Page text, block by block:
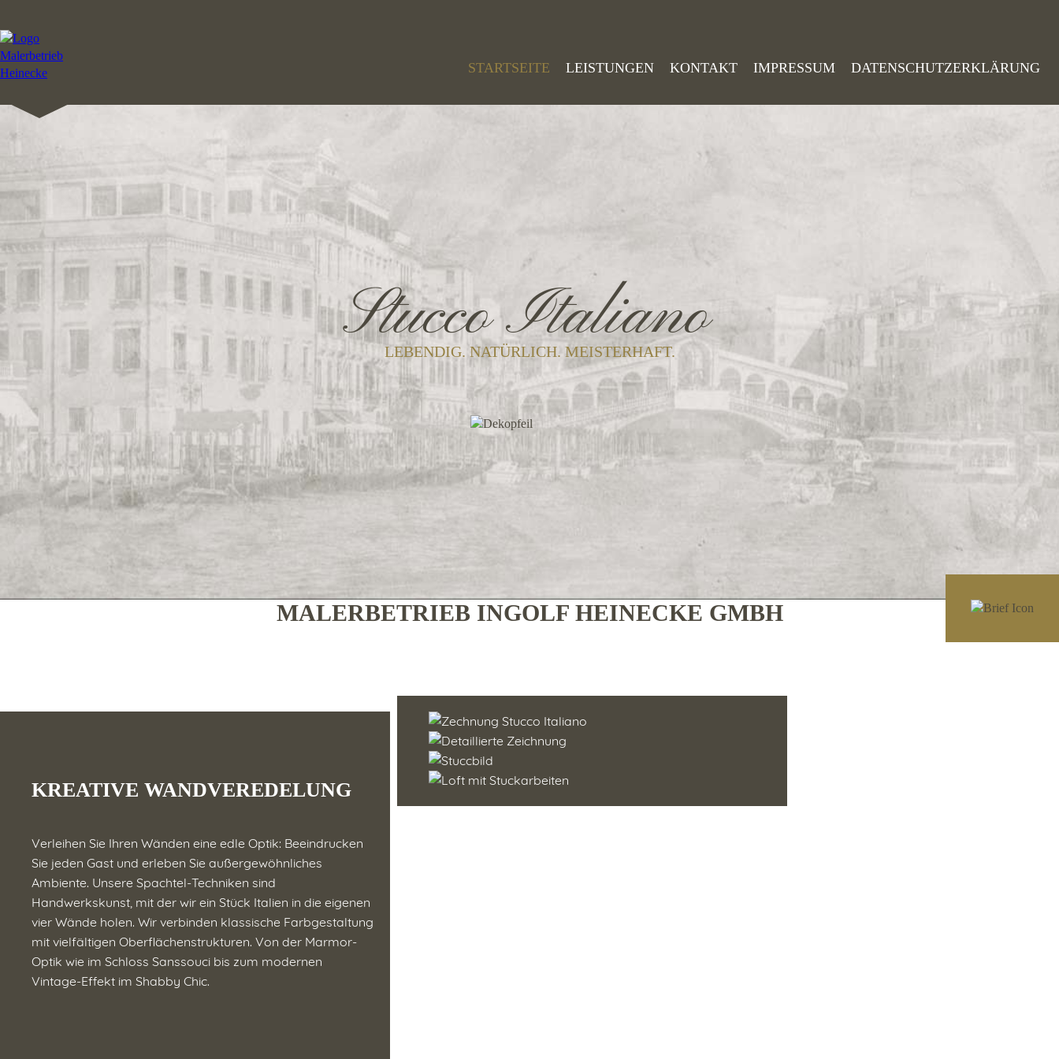
STARTSEITE LEISTUNGEN KONTAKT IMPRESSUM DATENSCHUTZERKLÄRUNG
Stucco Italiano
LEBENDIG. NATÜRLICH. MEISTERHAFT.
MALERBETRIEB INGOLF HEINECKE GMBH
KREATIVE WANDVEREDELUNG
Verleihen Sie Ihren Wänden eine edle Optik: Beeindrucken
Sie jeden Gast und erleben Sie außergewöhnliches
Ambiente. Unsere Spachtel-Techniken sind
Handwerkskunst, mit der wir ein Stück Italien in die eigenen
vier Wände holen. Wir verbinden klassische Farbgestaltung
mit vielfältigen Oberflächenstrukturen. Von der Marmor-
Optik wie im Schloss Sanssouci bis zum modernen
Vintage-Effekt im Shabby Chic.